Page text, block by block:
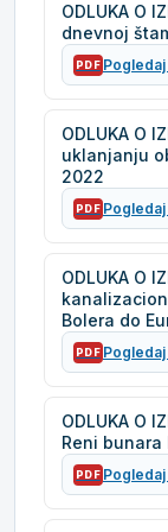
ODLUKA O
dnevnoj
PDF Pogledaj
ODLUKA O
uklanjanju
2022
PDF Pogledaj
ODLUKA O
Bolera do
PDF Pogledaj
ODLUKA O
Reni bunara
PDF Pogledaj